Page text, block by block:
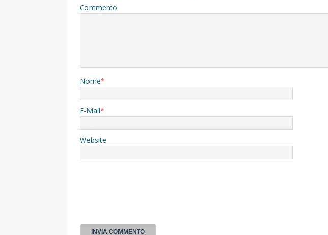
Commento
Nome*
E-Mail*
Website